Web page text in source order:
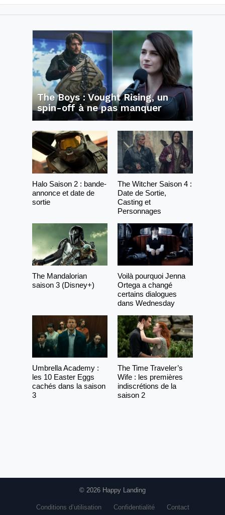
The Boys : Vought Rising, un
spin-off à ne pas manquer
Halo Saison 2 : bande-
annonce et date de
sortie
The Witcher Saison 4 :
Date de Sortie,
Casting et
Personnages
The Mandalorian
saison 3 (Disney+)
Voilà pourquoi Jenna
Ortega a changé
certains dialogues
dans Wednesday
Umbrella Academy :
les 10 Easter Eggs
cachés dans la saison
3
The Time Traveler’s
Wife : les premières
indiscrétions de la
saison 2
© 2026 Happy Landing
Conditions d’utilisation Confidentialité Contact